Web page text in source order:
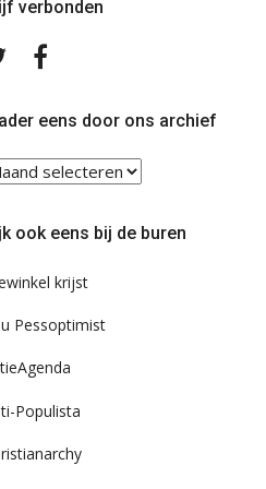
verbonden
Volg
TwitterFacebook
eens door ons archief
ook eens bij de buren
krijst
Pessoptimist
Populista